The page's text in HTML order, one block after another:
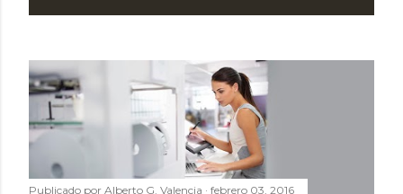
t
r
a
d
Publicado por Alberto G. Valencia febrero 03, 2016